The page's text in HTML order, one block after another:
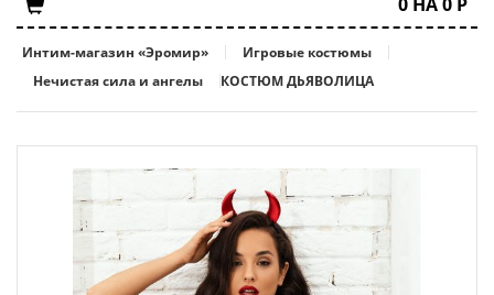
Интим-магазин «Эромир»
Игровые костюмы
Нечистая сила и ангелы
КОСТЮМ ДЬЯВОЛИЦА